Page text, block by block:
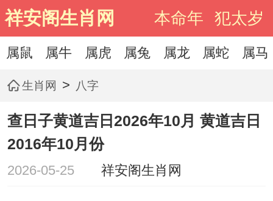
祥安阁生肖网 本命年 犯太岁
属鼠 属牛 属虎 属兔 属龙 属蛇 属马
生肖网 > 八字
查日子黄道吉日2026年10月 黄道吉日
2016年10月份
2026-05-25 祥安阁生肖网